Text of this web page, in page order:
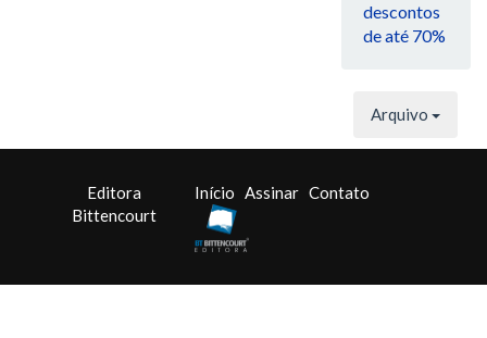
descontos
de até 70%
Arquivo
Editora
Bittencourt
Início Assinar Contato